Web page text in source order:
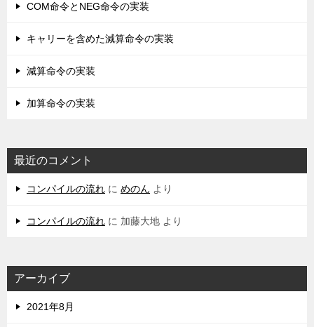
COM命令とNEG命令の実装
キャリーを含めた減算命令の実装
減算命令の実装
加算命令の実装
最近のコメント
コンパイルの流れ に めのん より
コンパイルの流れ に 加藤大地 より
アーカイブ
2021年8月